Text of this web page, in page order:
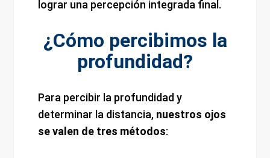
lograr una percepción integrada final.
¿Cómo percibimos la
profundidad?
Para percibir la profundidad y
determinar la distancia, nuestros ojos
se valen de tres métodos: